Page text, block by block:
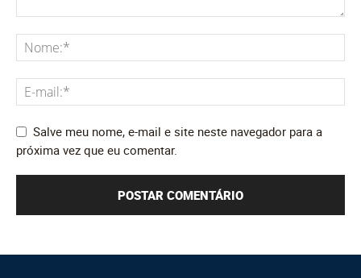
Salve meu nome, e-mail e site neste navegador para a
próxima vez que eu comentar.